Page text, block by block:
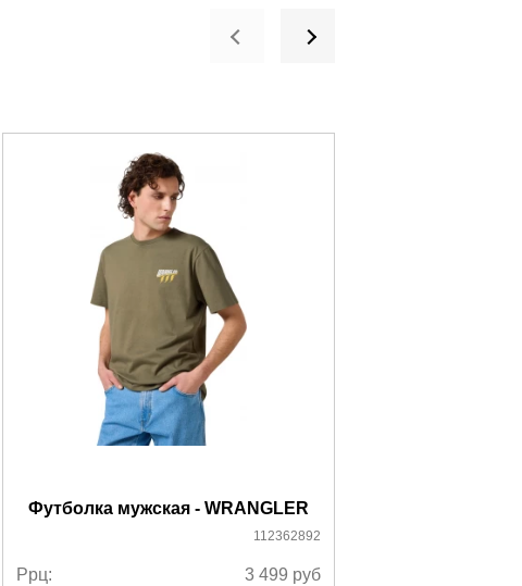
Футболка мужская - WRANGLER
112362892
Ррц: 3 499 руб